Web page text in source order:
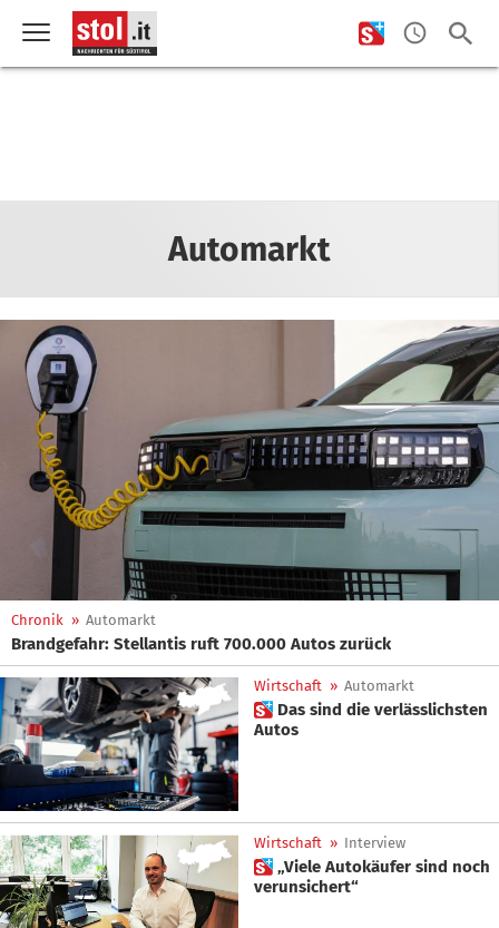
Automarkt
Chronik » Automarkt
Brandgefahr: Stellantis ruft 700.000 Autos zurück
Wirtschaft » Automarkt
 Das sind die verlässlichsten
Autos
Wirtschaft » Interview
 „Viele Autokäufer sind noch
verunsichert“